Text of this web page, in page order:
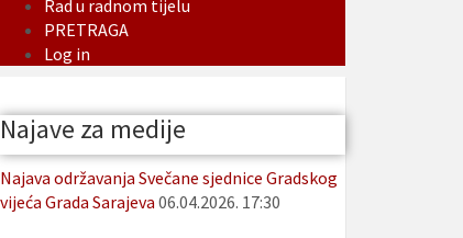
Rad u radnom tijelu
PRETRAGA
Log in
Najave za medije
Najava održavanja Svečane sjednice Gradskog
vijeća Grada Sarajeva 06.04.2026. 17:30